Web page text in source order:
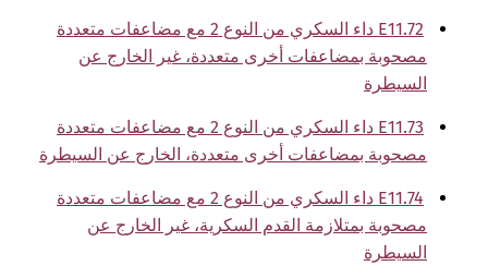
E11.72 داء السكري من النوع 2 مع مضاعفات متعددة
مصحوبة بمضاعفات أخرى متعددة، غير الخارج عن
السيطرة
E11.73 داء السكري من النوع 2 مع مضاعفات متعددة
مصحوبة بمضاعفات أخرى متعددة، الخارج عن السيطرة
E11.74 داء السكري من النوع 2 مع مضاعفات متعددة
مصحوبة بمتلازمة القدم السكرية، غير الخارج عن
السيطرة